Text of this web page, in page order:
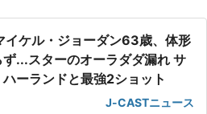
イケル・ジョーダン63歳、体形
ず...スターのオーラダダ漏れ サ
ハーランドと最強2ショット
J-CASTニュース